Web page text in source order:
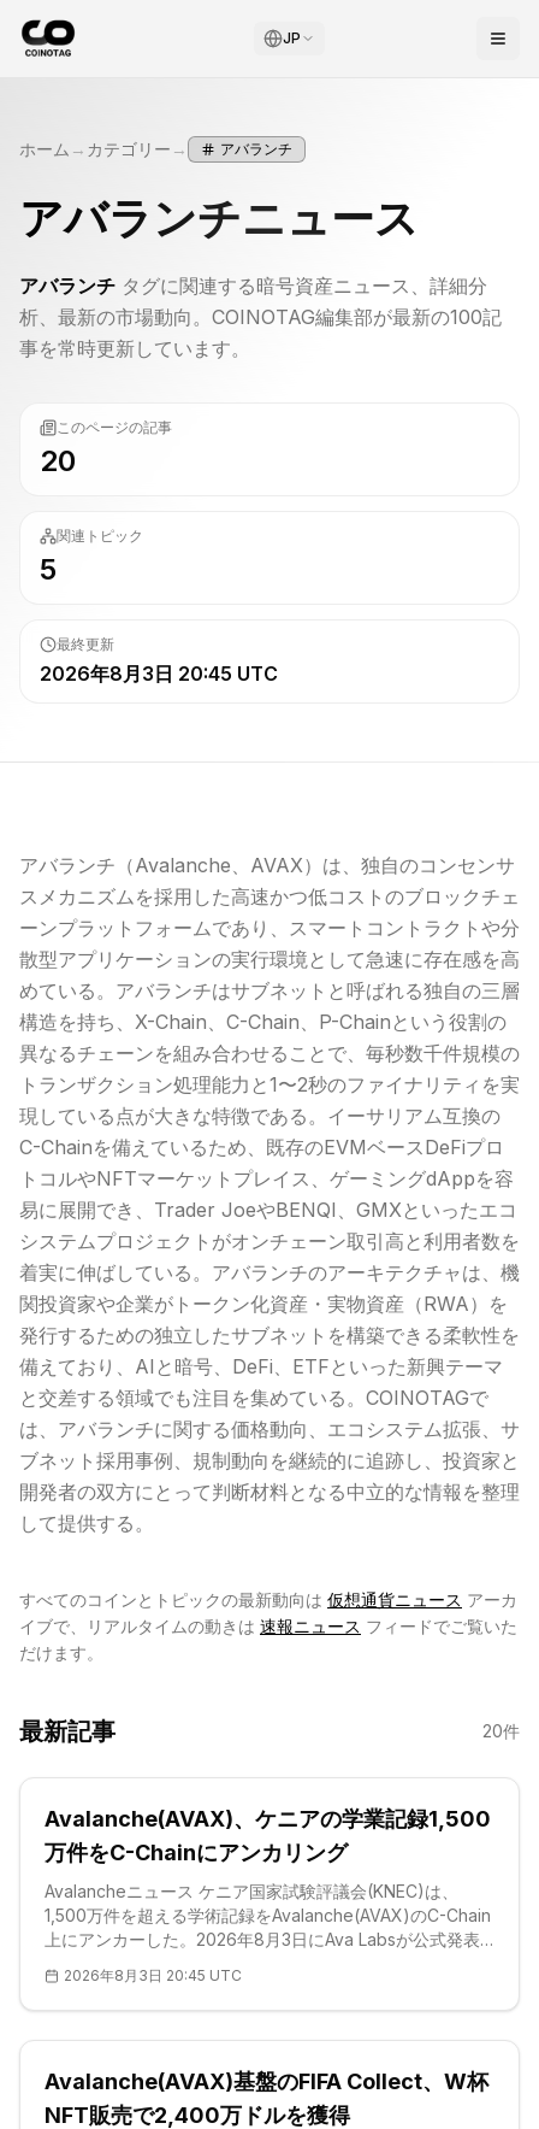
JP
ホーム → カテゴリー → アバランチ
アバランチニュース
アバランチ タグに関連する暗号資産ニュース、詳細分
析、最新の市場動向。COINOTAG編集部が最新の100記
事を常時更新しています。
このページの記事
20
関連トピック
5
最終更新
2026年8月3日 20:45 UTC
アバランチ（Avalanche、AVAX）は、独自のコンセンサ
スメカニズムを採用した高速かつ低コストのブロックチェ
ーンプラットフォームであり、 スマートコントラクト や分
散型アプリケーションの実行環境として急速に存在感を高
めている。アバランチはサブネットと呼ばれる独自の三層
構造を持ち、X-Chain、C-Chain、P-Chainという役割の
異なるチェーンを組み合わせることで、毎秒数千件規模の
トランザクション処理能力と1〜2秒のファイナリティを実
現している点が大きな特徴である。 イーサリアム互換の
C-Chainを備えているため、既存のEVMベースDeFiプロ
トコルやNFTマーケットプレイス、ゲーミングdAppを容
易に展開でき、Trader JoeやBENQI、GMXといったエコ
システムプロジェクトがオンチェーン取引高と利用者数を
着実に伸ばしている。アバランチのアーキテクチャは、機
関投資家や企業がトークン化資産・実物資産（RWA）を
発行するための独立したサブネットを構築できる柔軟性を
備えており、AIと暗号、DeFi、ETFといった新興テーマ
と交差する領域でも注目を集めている。COINOTAGで
は、アバランチに関する価格動向、エコシステム拡張、サ
ブネット採用事例、規制動向を継続的に追跡し、投資家と
開発者の双方にとって判断材料となる中立的な情報を整理
して提供する。
すべてのコインとトピックの最新動向は 仮想通貨ニュース アーカ
イブで、リアルタイムの動きは 速報ニュース フィードでご覧いた
だけます。
最新記事 20件
Avalanche(AVAX)、ケニアの学業記録1,500
万件をC-Chainにアンカリング
Avalancheニュース ケニア国家試験評議会(KNEC)は、
1,500万件を超える学術記録をAvalanche(AVAX)のC-Chain
上にアンカーした。2026年8月3日にAva Labsが公式発表
ン上で数秒以内に資格証明を検証できるシステムだ。対象
データは1989年まで遡り、初等教育・中等教育・高等ディ
プロマ・教員養成課程の成績を含む。2025年のケニア中等
2026年8月3日 20:45 UTC
Avalanche(AVAX)基盤のFIFA Collect、W杯
NFT販売で2,400万ドルを獲得